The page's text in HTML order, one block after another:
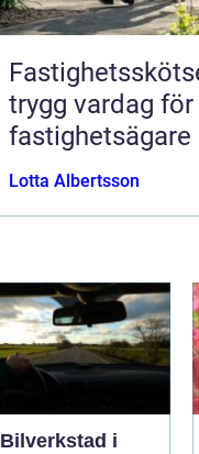
trygg vardag för
fastighetsägare
Lotta Albertsson
Bilverkstad i